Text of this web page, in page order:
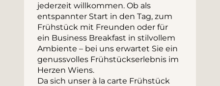
jederzeit willkommen. Ob als
entspannter Start in den Tag, zum
Frühstück mit Freunden oder für
ein Business Breakfast in stilvollem
Ambiente – bei uns erwartet Sie ein
genussvolles Frühstückserlebnis im
Herzen Wiens.
Da sich unser à la carte Frühstück